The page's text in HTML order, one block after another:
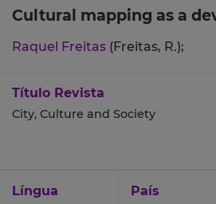
Cultural mapping as a
Raquel Freitas (Freitas, R.);
Título Revista
City, Culture and Society
Língua País